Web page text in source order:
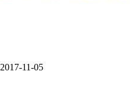
2017-11-05